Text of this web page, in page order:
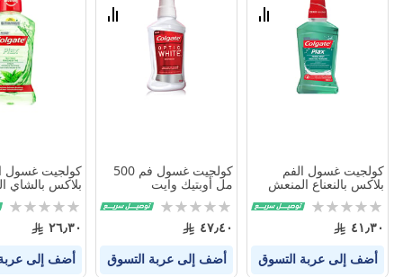
قارن
كولجيت غسول الفم
بلاكس بالنعناع المنعش
Rating:
0%
٤١٫٣٠
أضف إلى عربة التسوق
قارن
كولجيت غسول فم 500
مل أوبتيك وايت
Rating:
0%
٤٧٫٤٠
أضف إلى عربة التسوق
كولجيت غسول
بلاكس بالشاي
Rating:
0%
٢٦٫٣٠
أضف إلى